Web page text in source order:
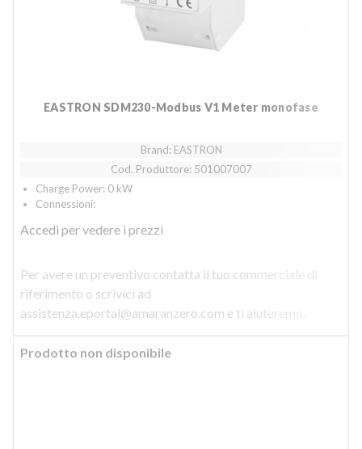
EASTRON SDM230-Modbus V1 Meter monofase
Brand: EASTRON
Cod. Produttore: 501007007
Charge Power: 0 kW
Connessioni:
Accedi per vedere i prezzi
Per avere un preventivo contatta il tuo commerciale di
riferimento o scrivici ad
assistenza.eportal@amaranzero.com e ti aiuteremo.
Prodotto non disponibile